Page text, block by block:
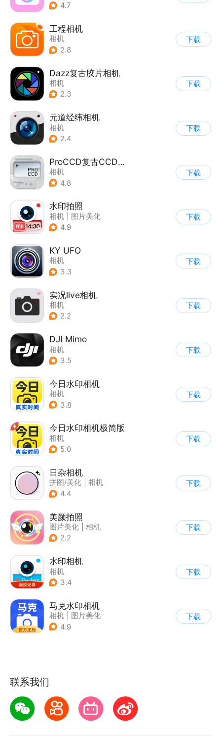
4.7
工程相机
相机
2.8
下载
Dazz复古胶片相机
相机
2.3
下载
元道经纬相机
相机
2.4
下载
ProCCD复古CCD相机
相机
4.8
下载
水印拍照
相机
图片美化
4.9
下载
KY UFO
相机
3.3
下载
实况live相机
相机
2.2
下载
DJI Mimo
相机
3.5
下载
今日水印相机
相机
3.8
下载
今日水印相机极简版
相机
5.0
下载
日杂相机
拼图/美化
相机
| 图片美化
4.4
下载
美颜拍照
图片美化
相机
2.2
下载
水印相机
相机
3.4
下载
马克水印相机
相机
图片美化
4.9
下载
联系我们